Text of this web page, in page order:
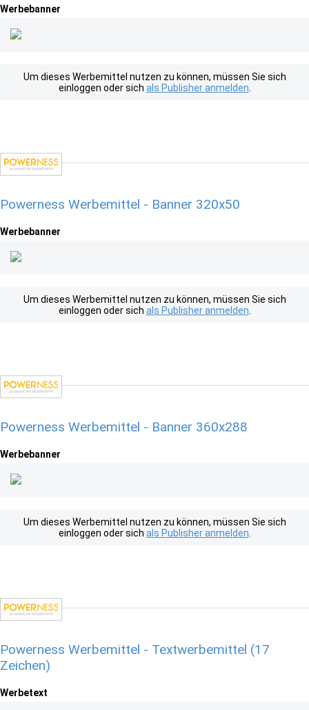
Werbebanner
Um dieses Werbemittel nutzen zu können, müssen Sie sich
einloggen oder sich als Publisher anmelden
Powerness Werbemittel - Banner 320x50
Werbebanner
Um dieses Werbemittel nutzen zu können, müssen Sie sich
einloggen oder sich als Publisher anmelden
Powerness Werbemittel - Banner 360x288
Werbebanner
Um dieses Werbemittel nutzen zu können, müssen Sie sich
einloggen oder sich als Publisher anmelden
Powerness Werbemittel - Textwerbemittel (17
Zeichen)
Werbetext